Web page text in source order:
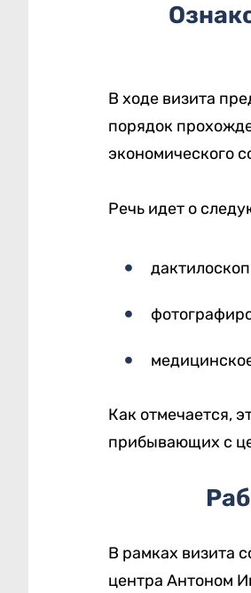
В ходе визита
порядок
экономического
Речь идет о
Как отмечается,
прибывающих с
В рамках визита
центра Антоном